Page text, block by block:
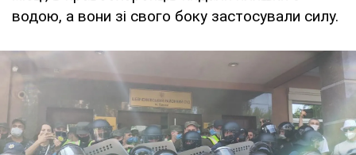
водою, а вони зі свого боку застосували силу.